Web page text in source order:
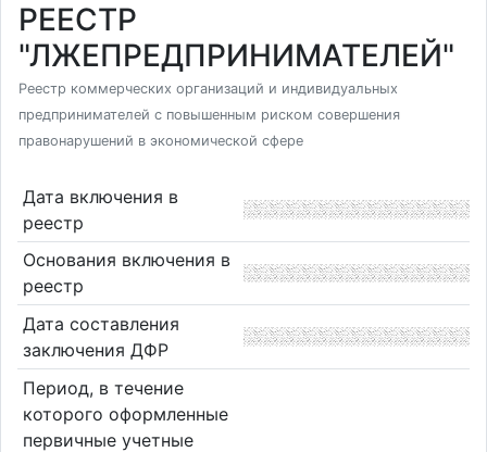
РЕЕСТР
"ЛЖЕПРЕДПРИНИМАТЕЛЕЙ"
Реестр коммерческих организаций и индивидуальных
предпринимателей с повышенным риском совершения
правонарушений в экономической сфере
Дата включения в
реестр
Основания включения в
реестр
Дата составления
заключения ДФР
Период, в течение
которого оформленные
первичные учетные